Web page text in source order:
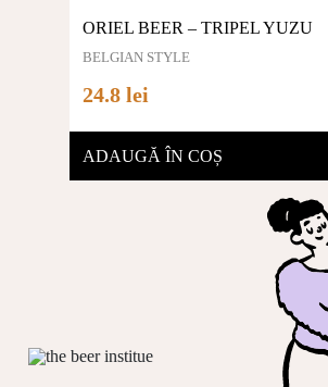
ORIEL BEER – TRIPEL YUZU
BELGIAN STYLE
24.8 lei
ADAUGĂ ÎN COȘ